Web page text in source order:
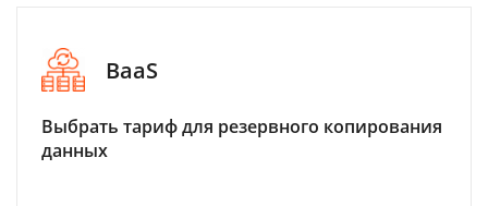
BaaS
Выбрать тариф для резервного копирования
данных